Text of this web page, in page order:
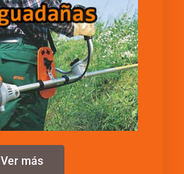
Ver más